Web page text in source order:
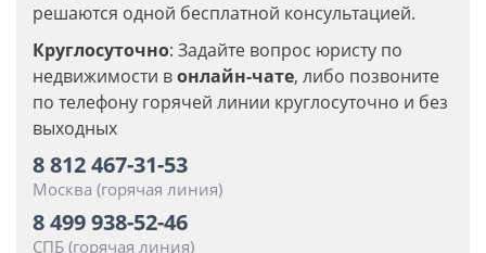
решаются одной бесплатной консультацией.
Круглосуточно: Задайте вопрос юристу по
недвижимости вонлайн-чате, либо позвоните
по телефону горячей линии круглосуточно и без
выходных
8 812 467-31-53
Москва (горячая линия)
8 499 938-52-46
СПБ (горячая линия)